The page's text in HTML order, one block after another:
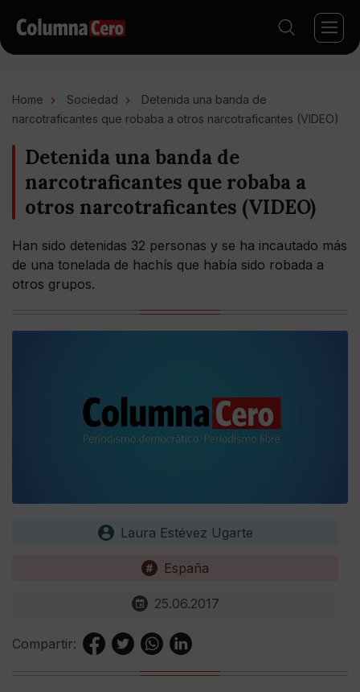
Home Sociedad
Detenida una banda de
narcotraficantes que robaba a otros narcotraficantes (VIDEO)
Detenida una banda de
narcotraficantes que robaba a
otros narcotraficantes (VIDEO)
Han sido detenidas 32 personas y se ha incautado más
de una tonelada de hachís que había sido robada a
otros grupos.
Laura Estévez Ugarte
España
25.06.2017
Compartir: